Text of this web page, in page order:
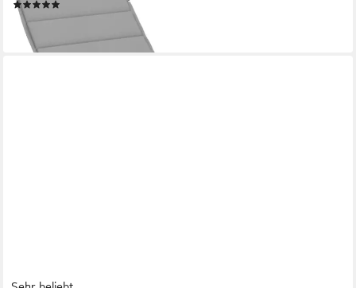
43,99 €
lieferbar - in 4-5 Werktagen bei dir